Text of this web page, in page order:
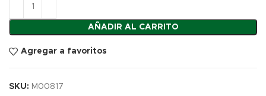
AÑADIR AL CARRITO
Agregar a favoritos
SKU: M00817